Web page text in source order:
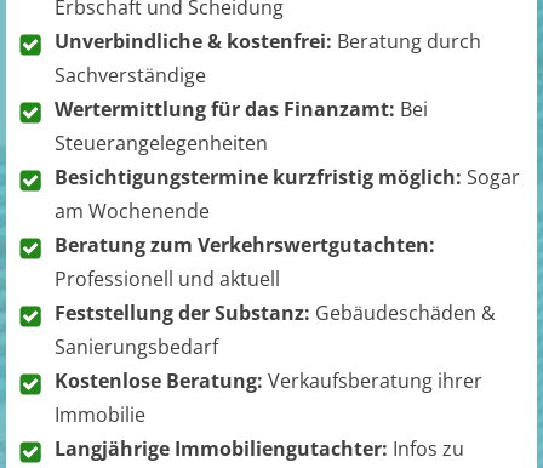
Erbschaft und Scheidung
Unverbindliche & kostenfrei: Beratung durch
Sachverständige
Wertermittlung für das Finanzamt: Bei
Steuerangelegenheiten
Besichtigungstermine kurzfristig möglich: Sogar
am Wochenende
Beratung zum Verkehrswertgutachten:
Professionell und aktuell
Feststellung der Substanz: Gebäudeschäden &
Sanierungsbedarf
Kostenlose Beratung: Verkaufsberatung ihrer
Immobilie
Langjährige Immobiliengutachter: Infos zu